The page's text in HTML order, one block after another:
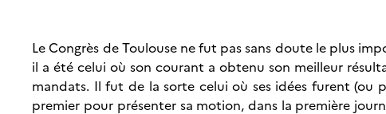
Le Congrès de Toulouse ne fut pas sans doute le plus
il a été celui où son courant a obtenu son meilleur
mandats. Il fut de la sorte celui où ses idées furent (ou
premier pour présenter sa motion, dans la première